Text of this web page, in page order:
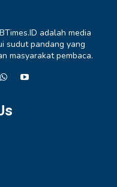
adalah media
sudut pandang yang
masyarakat pembaca.